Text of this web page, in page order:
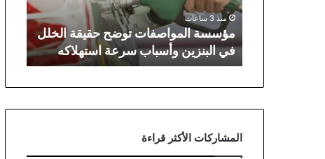
البنزين
وأسباب
سرعة
استهلاكه
منذ 3 ساعات
مؤسسة المواصفات توضح حقيقة الخلل
في البنزين وأسباب سرعة استهلاكه
المشاركات الأكثر قراءة